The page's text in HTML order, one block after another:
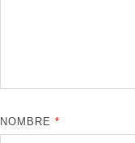
NOMBRE*